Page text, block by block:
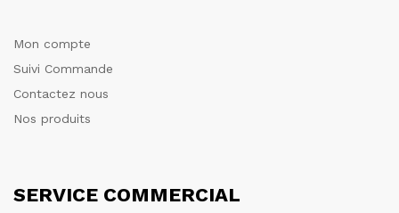
Mon compte
Suivi Commande
Contactez nous
Nos produits
SERVICE COMMERCIAL